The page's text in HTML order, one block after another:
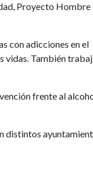
Proyecto Hombre
con adicciones en el
También
frente al
distintos